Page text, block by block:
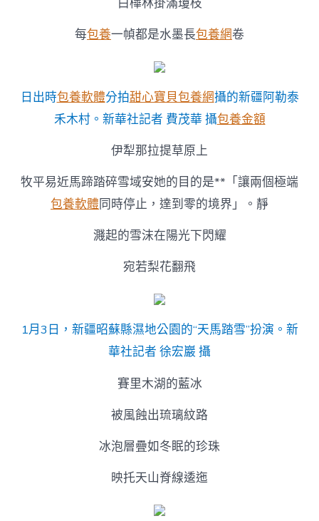
每包養一幀都是水墨長包養網卷
日出時包養軟體分拍甜心寶貝包養網攝的新疆阿勒泰
禾木村。新華社記者 費茂華 攝包養金額
伊犁那拉提草原上
牧平易近馬蹄踏碎雪域安她的目的是**「讓兩個極端
包養軟體同時停止，達到零的境界」。靜
濺起的雪沫在陽光下閃耀
宛若梨花翻飛
1月3日，新疆昭蘇縣濕地公園的“天馬踏雪”扮演。新
華社記者 徐宏巖 攝
賽里木湖的藍冰
被風蝕出琉璃紋路
冰泡層疊如冬眠的珍珠
映托天山脊線逶迤